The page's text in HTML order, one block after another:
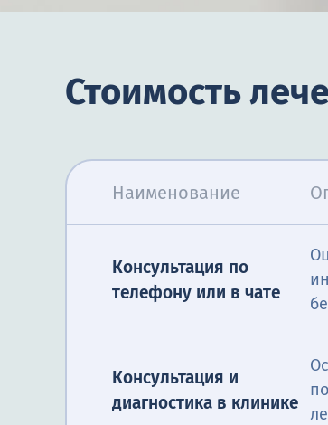
Стоимость
Наименование
Консультация по
телефону или в чате
Консультация и
диагностика в клинике